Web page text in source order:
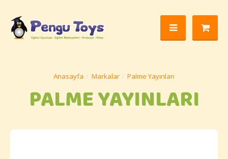
Markalar Palme Yayınları
PALME YAYINLARI